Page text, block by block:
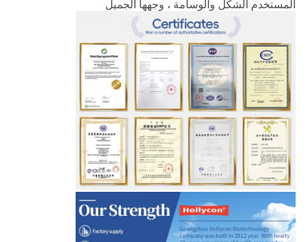
المستخدم الشكل والوسامة ، وجهها الجميل